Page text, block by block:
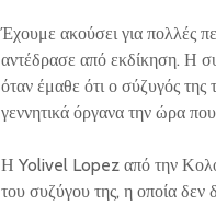
Έχουμε ακούσει για πολλές
αντέδρασε από εκδίκηση. Η
όταν έμαθε ότι ο σύζυγός της
γεννητικά όργανα την ώρα
Η Yolivel Lopez από την
του συζύγου της, η οποία δεν